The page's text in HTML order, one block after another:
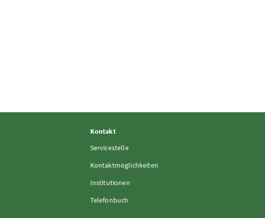
Kontakt
Servicestelle
Kontaktmöglichkeiten
Institutionen
Telefonbuch